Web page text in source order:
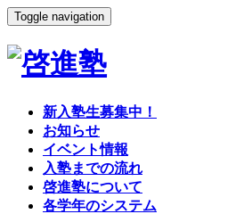
Toggle navigation
新入塾生募集中！
お知らせ
イベント情報
入塾までの流れ
啓進塾について
各学年のシステム